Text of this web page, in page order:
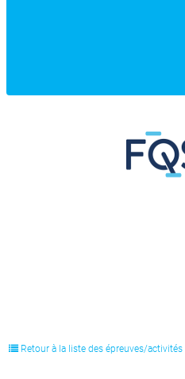
Retour à la liste des épreuves/activités